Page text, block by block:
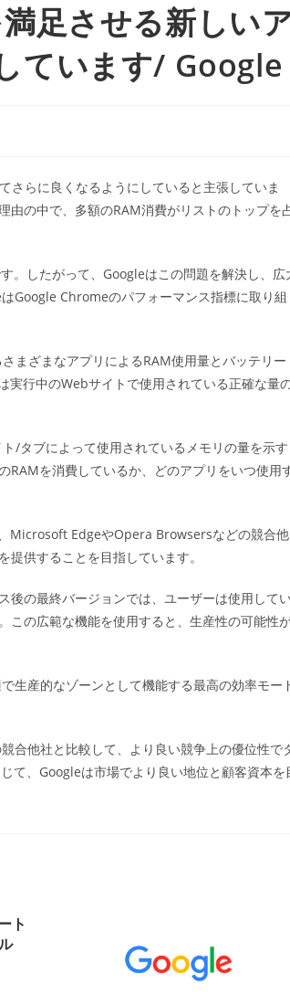
足させる新しい
ています/ Google
らに良くなるようにしていると主張していま
由の中で、多額のRAM消費がリストのトップを
。したがって、Googleはこの問題を解決し、広
Google Chromeのパフォーマンス指標に取り組
まざまなアプリによるRAM使用量とバッテリー
行中のWebサイトで使用されている正確な量
/タブによって使用されているメモリの量を示す
RAMを消費しているか、どのアプリをいつ使用
Microsoft EdgeやOpera Browsersなどの競合他
供することを目指しています。
後の最終バージョンでは、ユーザーは使用して
この広範な機能を使用すると、生産性の可能性
生産的なゾーンとして機能する最高の効率モー
合他社と比較して、より良い競争上の優位性で
て、Googleは市場でより良い地位と顧客資本を
ト